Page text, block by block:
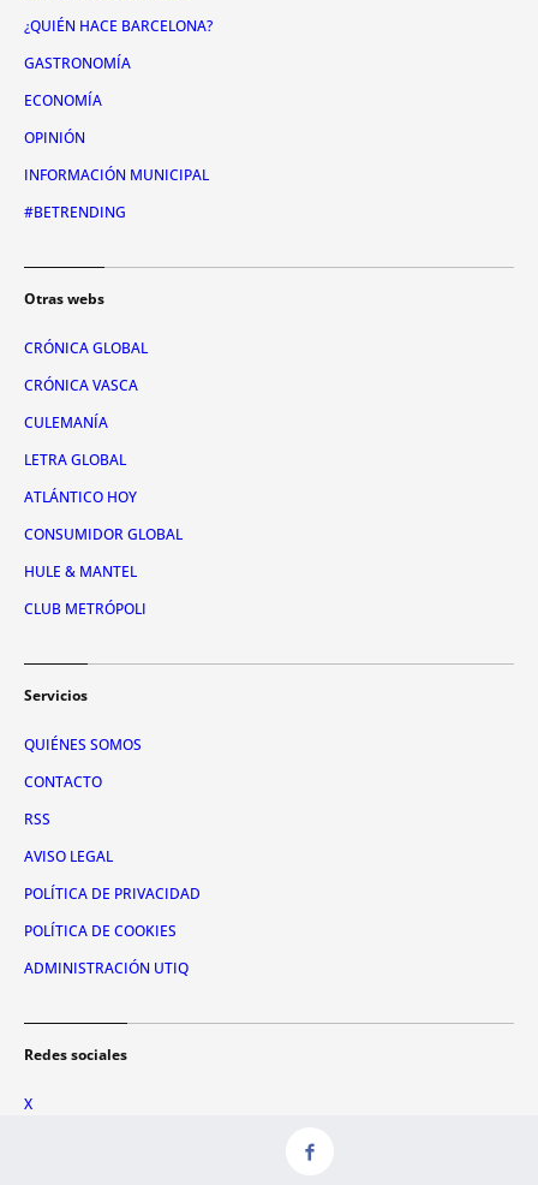
¿QUIÉN HACE BARCELONA?
GASTRONOMÍA
ECONOMÍA
OPINIÓN
INFORMACIÓN MUNICIPAL
#BETRENDING
Otras webs
CRÓNICA GLOBAL
CRÓNICA VASCA
CULEMANÍA
LETRA GLOBAL
ATLÁNTICO HOY
CONSUMIDOR GLOBAL
HULE & MANTEL
CLUB METRÓPOLI
Servicios
QUIÉNES SOMOS
CONTACTO
RSS
AVISO LEGAL
POLÍTICA DE PRIVACIDAD
POLÍTICA DE COOKIES
ADMINISTRACIÓN UTIQ
Redes sociales
X